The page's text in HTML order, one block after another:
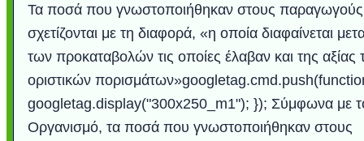
Τα ποσά που γνωστοποιήθηκαν στους παραγωγούς
σχετίζονται με τη διαφορά, «η οποία διαφαίνεται
των προκαταβολών τις οποίες έλαβαν και της αξίας
οριστικών
googletag.display("300x250_m1"); }); Σύμφωνα με
Οργανισμό, τα ποσά που γνωστοποιήθηκαν στους
Ταξίδι στο
Διεθνής
Σταθμός: Ο
το παράθυρό
Μουσική από
Video:
καταιγίδα
Εντυπωσιακές
από
Abbey,Ταϊτή
Υποθαλάσσιο
στην
Η νέα
Αθήνας από το
που κάνει το
Ο Κομήτης του
φωτίσει τη Γη
κι απ' το
Συγκινητικό
λεοπάρδαλη
μωρό
Alesund: Μια
Νορβηγία που
Η γάτα και το